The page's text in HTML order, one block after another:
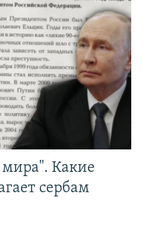
мира". Какие
сербам